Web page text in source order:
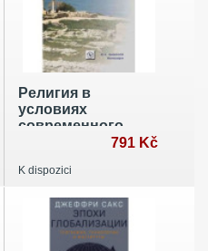
Религия в
условиях
современного
глобализационного
791 Kč
K dispozici